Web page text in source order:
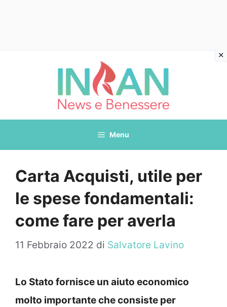
Menu
Carta Acquisti, utile per
le spese fondamentali:
come fare per averla
11 Febbraio 2022 di Salvatore Lavino
Lo Stato fornisce un aiuto economico
molto importante che consiste per